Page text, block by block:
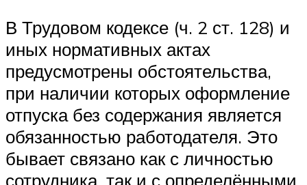
В Трудовом кодексе (ч. 2 ст. 128) и
иных нормативных актах
предусмотрены обстоятельства,
при наличии которых оформление
отпуска без содержания является
обязанностью работодателя. Это
бывает связано как с личностью
сотрудника, так и с определёнными